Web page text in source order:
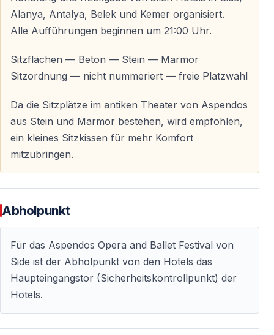
Freitag, 25. September 2026 – Spartakus
Spartakus, eines der bekanntesten und
eindrucksvollsten Werke des klassischen
aufgeführt.
Samstag, 26. September 2026 – Spartakus
Mit der zweiten Aufführung des Balletts Spartakus
endet das Internationale Opern- und Ballettfestival
Aspendos 2026.
Abholung und Rückgabe von allen Hotels ist im Preis
organisatorischen Aufwand.
Ein Festival mit internationalem Ruf
Alanya, Antalya, Belek und Kemer organisiert.
Alle Aufführungen beginnen um 21:00 Uhr.
Sitzflächen — Beton — Stein — Marmor
Sitzordnung — nicht nummeriert — freie Platzwahl
Da die Sitzplätze im antiken Theater von Aspendos
aus Stein und Marmor bestehen, wird empfohlen,
ein kleines Sitzkissen für mehr Komfort
mitzubringen.
Abholpunkt
Für das Aspendos Opera and Ballet Festival von
Side ist der Abholpunkt von den Hotels das
Haupteingangstor (Sicherheitskontrollpunkt) der
Hotels.